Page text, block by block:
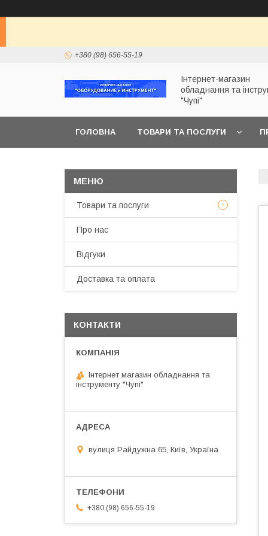
+380 (98) 656-55-19
Інтернет-магазин
обладнання та
"Чупі"
ГОЛОВНА ТОВАРИ ТА ПОСЛУГИ
Товари та послуги
Про нас
Відгуки
Доставка та оплата
КОНТАКТИ
Інтернет магазин обладнання та
інструменту "Чупі"
вулиця Райдужна 65, Київ, Україна
+380 (98) 656-55-19